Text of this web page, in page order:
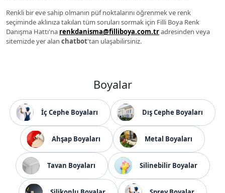
Renkli bir eve sahip olmanın püf noktalarını öğrenmek ve renk
seçiminde aklınıza takılan tüm soruları sormak için Filli Boya Renk
Danışma Hattı'na renkdanisma@filliboya.com.tradresinden veya
sitemizde yer alan chatbot'tan ulaşabilirsiniz.
Boyalar
İç Cephe Boyaları Dış Cephe Boyaları
Ahşap Boyaları Metal Boyaları
Tavan Boyaları Silinebilir Boyalar